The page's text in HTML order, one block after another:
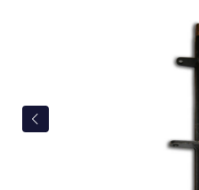
Bildergalerie überspringen